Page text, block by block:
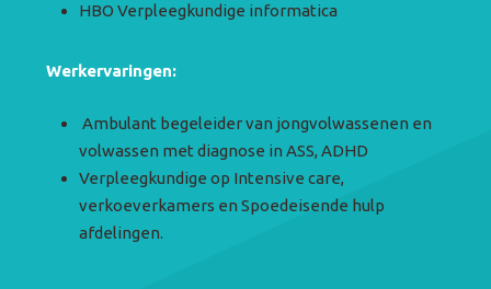
HBO Verpleegkundige informatica
Werkervaringen:
Ambulant begeleider van jongvolwassenen en
volwassen met diagnose in ASS, ADHD
Verpleegkundige op Intensive care,
verkoeverkamers en Spoedeisende hulp
afdelingen.